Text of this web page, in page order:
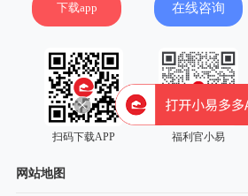
下载app 在线咨询
扫码下载APP 福利官小易
网站地图